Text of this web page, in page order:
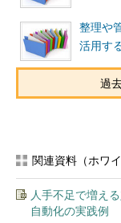
整理や
活用す
過
関連資料（ホワ
人手不足で増え
自動化の実践例